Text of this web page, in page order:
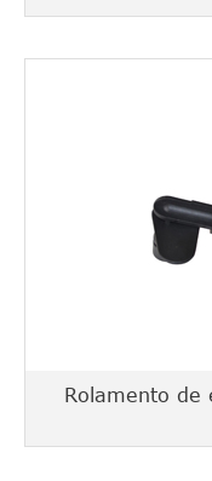
Rolamento de